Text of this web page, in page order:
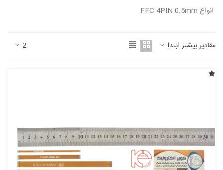
انواع FFC 4PIN 0.5mm
مقادیر بیشتر ابتدا 2